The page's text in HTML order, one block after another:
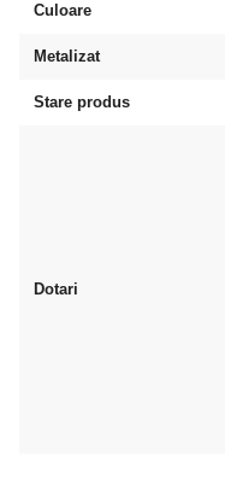
Culoare
Metalizat
Stare produs
Dotari